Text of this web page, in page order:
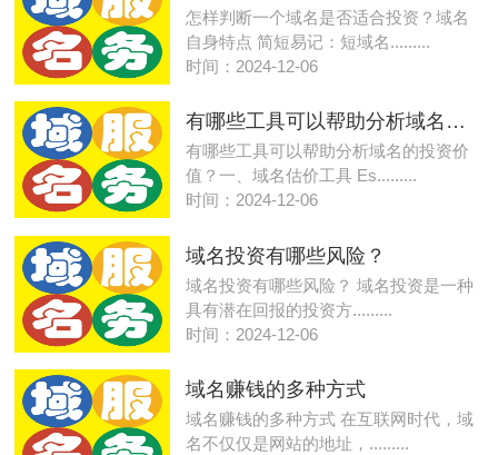
怎样判断一个域名是否适合投资？域名
自身特点 简短易记：短域名.........
时间：2024-12-06
有哪些工具可以帮助分析域名的投资价值？
有哪些工具可以帮助分析域名的投资价
值？一、域名估价工具 Es.........
时间：2024-12-06
域名投资有哪些风险？
域名投资有哪些风险？ 域名投资是一种
具有潜在回报的投资方.........
时间：2024-12-06
域名赚钱的多种方式
域名赚钱的多种方式 在互联网时代，域
名不仅仅是网站的地址，.........